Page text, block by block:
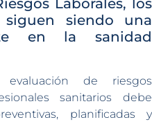
Laborales, los
siguen siendo una
en la sanidad
de riesgos
sanitarios debe
planificadas y